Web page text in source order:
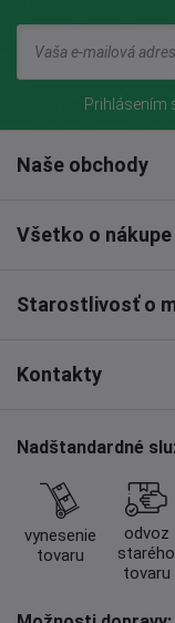
Prihlásením
Naše obchody
Všetko o nákupe
Starostlivosť o
Kontakty
Nadštandardné
vynesenie
tovaru
odvoz
starého
tovaru